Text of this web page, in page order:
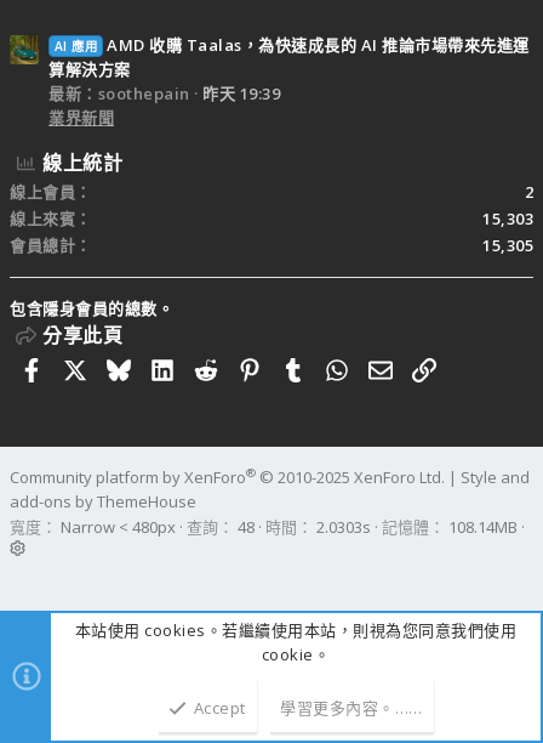
AI 應用 AMD 收購 Taalas，為快速成長的 AI 推論市場帶來先進運
算解決方案
最新：soothepain
昨天 19:39
業界新聞
線上統計
線上會員
2
線上來賓
15,303
會員總計
15,305
包含隱身會員的總數。
分享此頁
FacebookBlueskyLinkedIn
RedditPinterestTumblrWhatsApp
電子郵件
連結
Community platform by XenForo® © 2010-2025 XenForo Ltd. | Style and
add-ons by ThemeHouse
寬度
查詢 48 時間 2.0303s 記憶體 108.14MB
本站使用 cookies。若繼續使用本站，則視為您同意我們使用
cookie。
Accept 學習更多內容。……